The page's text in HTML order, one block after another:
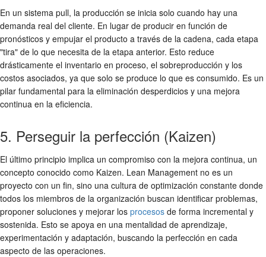
En un sistema pull, la producción se inicia solo cuando hay una
demanda real del cliente. En lugar de producir en función de
pronósticos y empujar el producto a través de la cadena, cada etapa
"tira" de lo que necesita de la etapa anterior. Esto reduce
drásticamente el inventario en proceso, el sobreproducción y los
costos asociados, ya que solo se produce lo que es consumido. Es un
pilar fundamental para la eliminación desperdicios y una mejora
continua en la eficiencia.
5. Perseguir la perfección (Kaizen)
El último principio implica un compromiso con la mejora continua, un
concepto conocido como Kaizen. Lean Management no es un
proyecto con un fin, sino una cultura de optimización constante donde
todos los miembros de la organización buscan identificar problemas,
proponer soluciones y mejorar los procesos de forma incremental y
sostenida. Esto se apoya en una mentalidad de aprendizaje,
experimentación y adaptación, buscando la perfección en cada
aspecto de las operaciones.